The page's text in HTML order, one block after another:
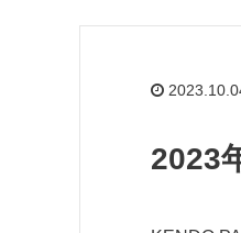
2023